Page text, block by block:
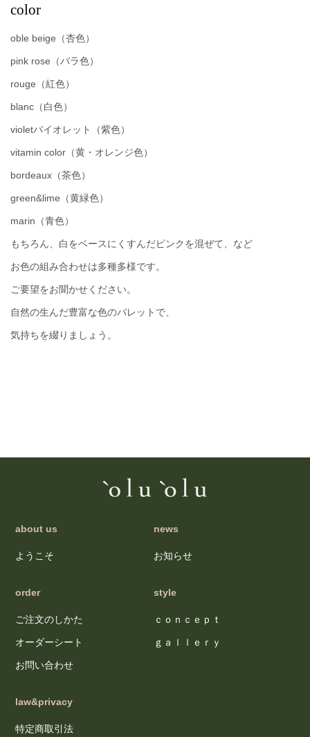
color
oble beige（杏色）
pink rose（バラ色）
rouge（紅色）
blanc（白色）
violetバイオレット（紫色）
vitamin color（黄・オレンジ色）
bordeaux（茶色）
green&lime（黄緑色）
marin（青色）
もちろん、白をベースにくすんだピンクを混ぜて、など
お色の組み合わせは多種多様です。
ご要望をお聞かせください。
自然の生んだ豊富な色のパレットで、
気持ちを綴りましょう。
about us
ようこそ
news
お知らせ
order
ご注文のしかた
オーダーシート
お問い合わせ
style
ｃｏｎｃｅｐｔ
ｇａｌｌｅｒｙ
law&privacy
特定商取引法